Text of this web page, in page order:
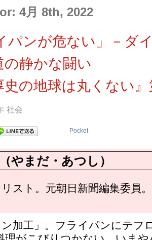
4月 8th, 2022
パンが危ない」－
の静かな闘い
史の地球は丸くない
社会
Pocket
やまだ・あつし）
スト。元朝日新聞編集委員
ン加工」。フライパンにテフ